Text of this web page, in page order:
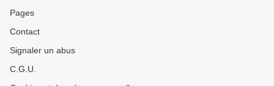
Pages
Contact
Signaler un abus
C.G.U.